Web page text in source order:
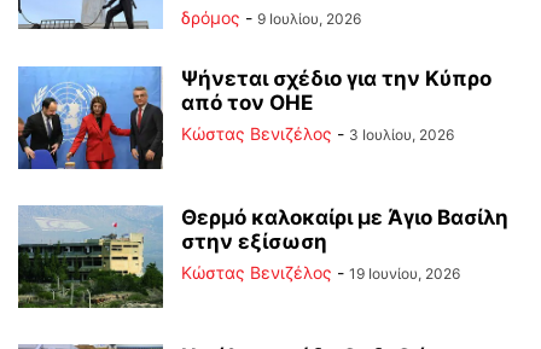
δρόμος - 9 Ιουλίου, 2026
Ψήνεται σχέδιο για την Κύπρο
από τον ΟΗΕ
Κώστας Βενιζέλος - 3 Ιουλίου, 2026
Θερμό καλοκαίρι με Άγιο Βασίλη
στην εξίσωση
Κώστας Βενιζέλος - 19 Ιουνίου, 2026